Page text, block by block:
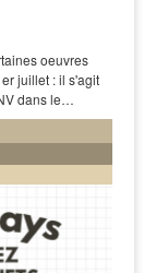
oeuvres
juillet : il s'agit
dans le…